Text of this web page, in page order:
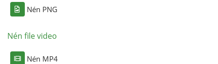
Nén PNG
Nén file video
Nén MP4